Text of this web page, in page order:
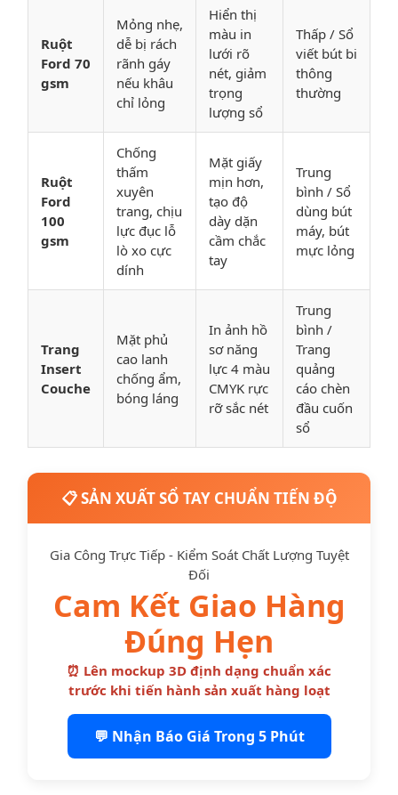
Ruột
Ford 70
gsm
Mỏng nhẹ,
dễ bị rách
rãnh gáy
nếu khâu
chỉ lỏng
Hiển thị
màu in
lưới rõ
nét, giảm
trọng
lượng sổ
Thấp / Sổ
viết bút bi
thông
thường
Ruột
Ford
100
gsm
Chống
thấm
xuyên
trang, chịu
lực đục lỗ
lò xo cực
dính
Mặt giấy
mịn hơn,
tạo độ
dày dặn
cầm chắc
tay
Trung
bình / Sổ
dùng bút
máy, bút
mực lỏng
Trang
Insert
Couche
Mặt phủ
cao lanh
chống ẩm,
bóng láng
In ảnh hồ
sơ năng
lực 4 màu
CMYK rực
rỡ sắc nét
Trung
bình /
Trang
quảng
cáo chèn
đầu cuốn
sổ
📋 SẢN XUẤT SỔ TAY CHUẨN TIẾN ĐỘ
Gia Công Trực Tiếp - Kiểm Soát Chất Lượng Tuyệt
Đối
Cam Kết Giao Hàng
Đúng Hẹn
⏰ Lên mockup 3D định dạng chuẩn xác
trước khi tiến hành sản xuất hàng loạt
💬 Nhận Báo Giá Trong 5 Phút